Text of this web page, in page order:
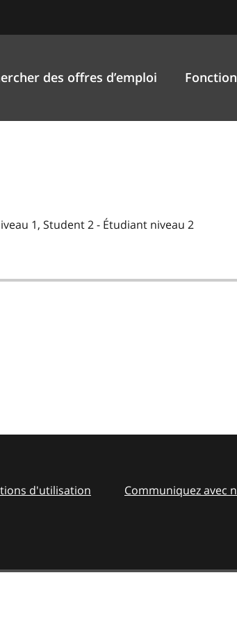
des offres d’emploi
1, Student 2 - Étudiant niveau 2
d'utilisation Communiquez avec